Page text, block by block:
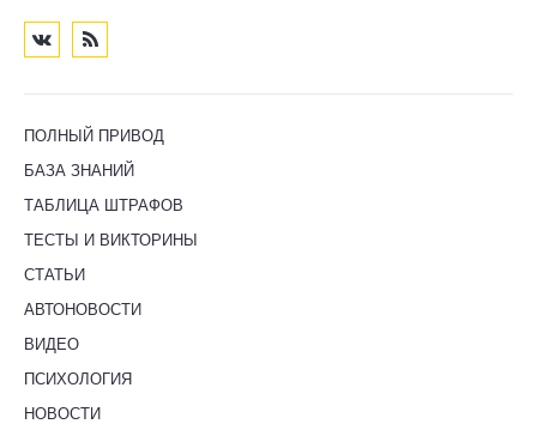
ПОЛНЫЙ ПРИВОД
БАЗА ЗНАНИЙ
ТАБЛИЦА ШТРАФОВ
ТЕСТЫ И ВИКТОРИНЫ
СТАТЬИ
АВТОНОВОСТИ
ВИДЕО
ПСИХОЛОГИЯ
НОВОСТИ